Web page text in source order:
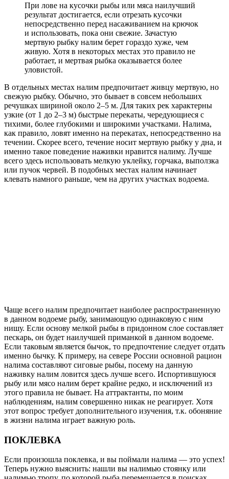
При лове на кусочки рыбы или мяса наилучший
результат достигается, если отрезать кусочки
непосредственно перед насаживанием на крючок
и использовать, пока они свежие. Зачастую
мертвую рыбку налим берет гораздо хуже, чем
живую. Хотя в некоторых местах это правило не
работает, и мертвая рыбка оказывается более
уловистой.
В отдельных местах налим предпочитает живцу мертвую, но
свежую рыбку. Обычно, это бывает в совсем небольших
речушках шириной около 2–5 м. Для таких рек характерны
узкие (от 1 до 2–3 м) быстрые перекаты, чередующиеся с
тихими, более глубокими и широкими участками. Налима,
как правило, ловят именно на перекатах, непосредственно на
течении. Скорее всего, течение носит мертвую рыбку у дна, и
именно такое поведение наживки нравится налиму. Лучше
всего здесь использовать мелкую уклейку, горчака, выползка
или пучок червей. В подобных местах налим начинает
клевать намного раньше, чем на других участках водоема.
Чаще всего налим предпочитает наиболее распространенную
в данном водоеме рыбу, занимающую одинаковую с ним
нишу. Если основу мелкой рыбы в придонном слое составляет
пескарь, он будет наилучшей приманкой в данном водоеме.
Если таковым является бычок, то предпочтение следует отдать
именно бычку. К примеру, на севере России основной рацион
налима составляют сиговые рыбы, посему на данную
наживку налим ловится здесь лучше всего. Испортившуюся
рыбу или мясо налим берет крайне редко, и исключений из
этого правила не бывает. На аттрактанты, по моим
наблюдениям, налим совершенно никак не реагирует. Хотя
этот вопрос требует дополнительного изучения, т.к. обоняние
в жизни налима играет важную роль.
ПОКЛЕВКА
Если произошла поклевка, и вы поймали налима — это успех!
Теперь нужно выяснить: нашли вы налимью стоянку или